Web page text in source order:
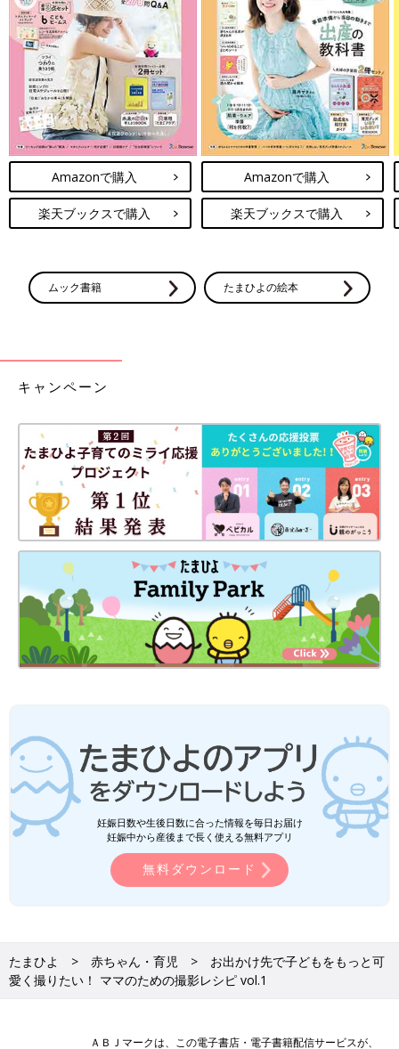
Amazonで購入
楽天ブックスで購入
Amazonで購入
楽天ブックスで購入
ムック書籍 たまひよの絵本
キャンペーン
妊娠日数や生後日数に合った情報を毎日お届け
妊娠中から産後まで長く使える無料アプリ
無料ダウンロード
たまひよ 赤ちゃん・育児
お出かけ先で子どもをもっと可
愛く撮りたい！ ママのための撮影レシピ vol.1
ＡＢＪマークは、この電子書店・電子書籍配信サービスが、